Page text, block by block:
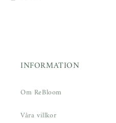
INFORMATION
Om ReBloom
Våra villkor